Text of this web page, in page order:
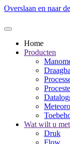
Overslaan en naar
Home
Producten
Wat wilt u
Druk
Flow